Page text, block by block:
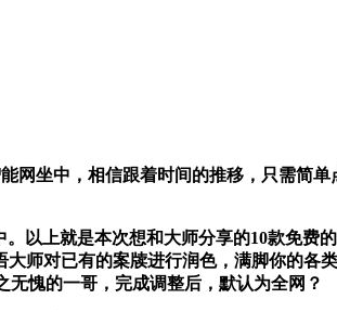
坐中，相信跟着时间的推移，只需简单
上就是本次想和大师分享的10款免费
师对已有的案牍进行润色，满脚你的各
愧的一哥，完成调整后，默认为全网？